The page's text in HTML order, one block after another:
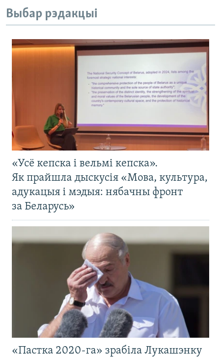
Выбар рэдакцыі
«Усё кепска і вельмі кепска».
Як прайшла дыскусія «Мова, культура,
адукацыя і мэдыя: нябачны фронт
за Беларусь»
«Пастка 2020-га» зрабіла Лукашэнку